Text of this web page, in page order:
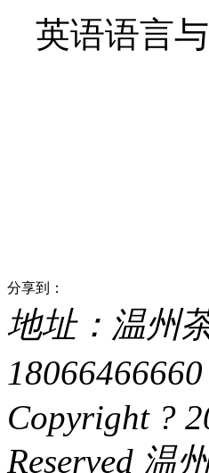
英语语言
分享到：
地址：温州
Copyright ?
Reserved 温